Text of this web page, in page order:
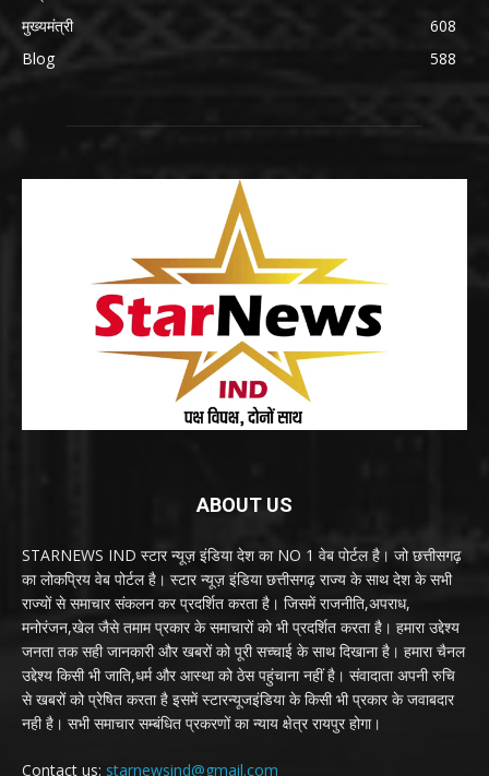
मुख्यमंत्री
608
Blog
588
ABOUT US
STARNEWS IND स्टार न्यूज़ इंडिया देश का NO 1 वेब पोर्टल है। जो छत्तीसगढ़
का लोकप्रिय वेब पोर्टल है। स्टार न्यूज़ इंडिया छत्तीसगढ़ राज्य के साथ देश के सभी
राज्यों से समाचार संकलन कर प्रदर्शित करता है। जिसमें राजनीति,अपराध,
मनोरंजन,खेल जैसे तमाम प्रकार के समाचारों को भी प्रदर्शित करता है। हमारा उद्देश्य
जनता तक सही जानकारी और खबरों को पूरी सच्चाई के साथ दिखाना है। हमारा चैनल
उद्देश्य किसी भी जाति,धर्म और आस्था को ठेस पहुंचाना नहीं है। संवादाता अपनी रुचि
से खबरों को प्रेषित करता है इसमें स्टारन्यूजइंडिया के किसी भी प्रकार के जवाबदार
नही है। सभी समाचार सम्बंधित प्रकरणों का न्याय क्षेत्र रायपुर होगा।
Contact us: starnewsind@gmail.com